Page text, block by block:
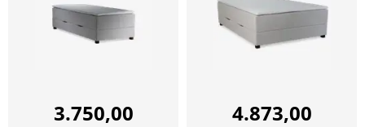
3.750,00 4.873,00